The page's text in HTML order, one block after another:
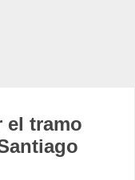
el tramo